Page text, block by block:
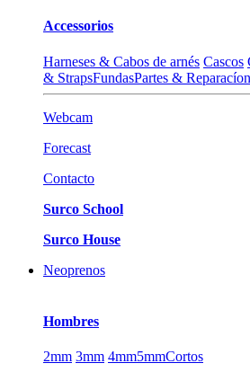
Accessorios
Harneses & Cabos de arnés Cascos
& StrapsFundasPartes &
Webcam
Forecast
Contacto
Surco School
Surco House
Neoprenos
Hombres
2mm 3mm 4mm5mmCortos